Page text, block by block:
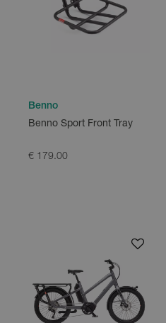
Benno
Benno Sport Front Tray
€ 179.00